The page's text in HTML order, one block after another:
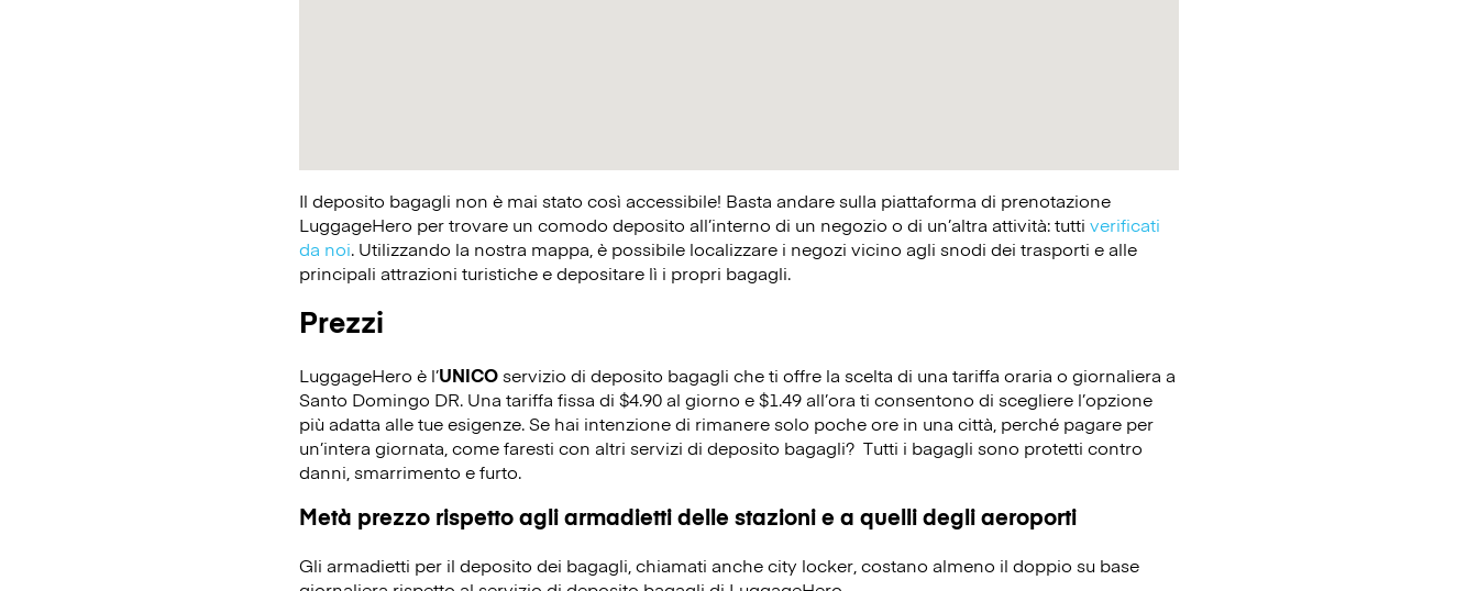
Il deposito bagagli non è mai stato così accessibile! Basta andare sulla piattaforma di prenotazione
LuggageHero per trovare un comodo deposito all’interno di un negozio o di un’altra attività: tutti verificati
da noi. Utilizzando la nostra mappa, è possibile localizzare i negozi vicino agli snodi dei trasporti e alle
principali attrazioni turistiche e depositare lì i propri bagagli.
Prezzi
LuggageHero è l’UNICOservizio di deposito bagagli che ti offre la scelta di una tariffa oraria o giornaliera a
Santo Domingo DR. Una tariffa fissa di $4.90 al giorno e $1.49 all’ora ti consentono di scegliere l’opzione
più adatta alle tue esigenze. Se hai intenzione di rimanere solo poche ore in una città, perché pagare per
un’intera giornata, come faresti con altri servizi di deposito bagagli? Tutti i bagagli sono protetti contro
danni, smarrimento e furto.
Metà prezzo rispetto agli armadietti delle stazioni e a quelli degli aeroporti
Gli armadietti per il deposito dei bagagli, chiamati anche city locker, costano almeno il doppio su base